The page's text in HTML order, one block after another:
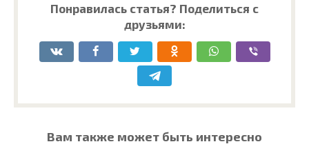
Понравилась статья? Поделиться с
друзьями:
Вам также может быть интересно